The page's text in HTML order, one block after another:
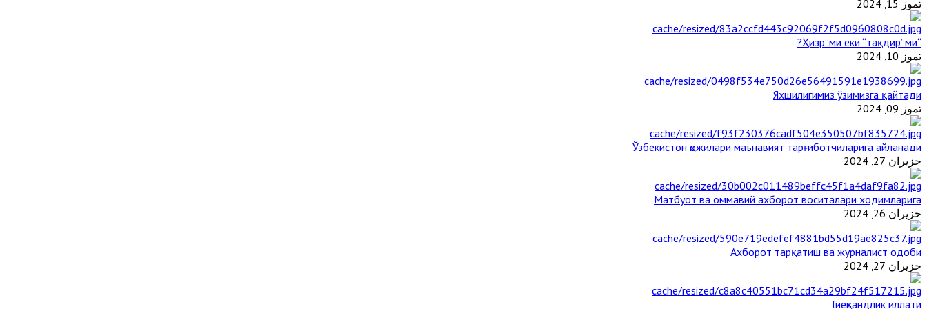
تموز 15, 2024
“Ҳизр”ми ёки “тақдир”ми?
تموز 10, 2024
Яхшилигимиз ўзимизга қайтади
تموز 09, 2024
Ўзбекистон ҳожилари маънавият тарғиботчиларига айланади
حزيران 27, 2024
Матбуот ва оммавий ахборот воситалари ходимларига
حزيران 26, 2024
Ахборот тарқатиш ва журналист одоби
حزيران 27, 2024
Гиёҳвандлик иллати